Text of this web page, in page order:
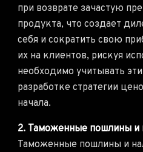
при возврате зачастую
продукта, что создает
себя и сократить свою
их на клиентов, рискуя
необходимо учитывать
разработке стратегии
начала.
2. Таможенные пошлины и
Таможенные пошлины и